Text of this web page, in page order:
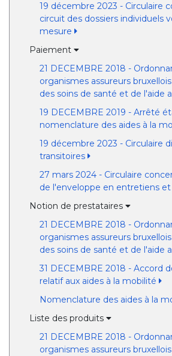
19 décembre 2023 - Circulaire
circuit des dossiers individuels
mesure
Paiement
21 DECEMBRE 2018 -
organismes assureurs
des soins de santé et de l'aide
19 DECEMBRE 2019 - Arrêté
nomenclature des aides à la
19 décembre 2023 - Circulaire
transitoires
27 mars 2024 - Circulaire
de l'enveloppe en entretiens
Notion de prestataires
21 DECEMBRE 2018 -
organismes assureurs
des soins de santé et de l'aide
31 DECEMBRE 2018 - Accord
relatif aux aides à la mobilité
Nomenclature des aides à la
Liste des produits
21 DECEMBRE 2018 -
organismes assureurs